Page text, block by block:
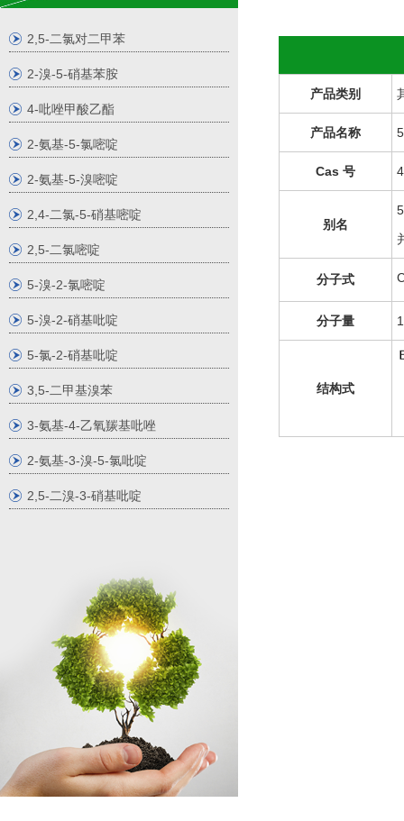
2,5-二氯对二甲苯
2-溴-5-硝基苯胺
4-吡唑甲酸乙酯
2-氨基-5-氯嘧啶
2-氨基-5-溴嘧啶
2,4-二氯-5-硝基嘧啶
2,5-二氯嘧啶
5-溴-2-氯嘧啶
5-溴-2-硝基吡啶
5-氯-2-硝基吡啶
3,5-二甲基溴苯
3-氨基-4-乙氧羰基吡唑
2-氨基-3-溴-5-氯吡啶
2,5-二溴-3-硝基吡啶
产品类别
产品名称
Cas 号
别名
分子式
分子量
结构式